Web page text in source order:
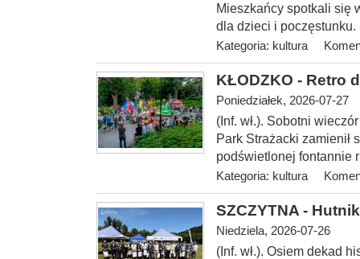
Mieszkańcy spotkali się
dla dzieci i poczęstunku.
Kategoria: kultura
KŁODZKO - Retro
Poniedziałek, 2026-07-27
(Inf. wł.). Sobotni
Park Strażacki zamienił
podświetlonej fontannie
Kategoria: kultura
SZCZYTNA -
Niedziela, 2026-07-26
(Inf. wł.). Osiem dekad